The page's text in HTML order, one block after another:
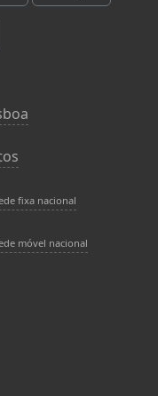
fixa nacional
móvel nacional